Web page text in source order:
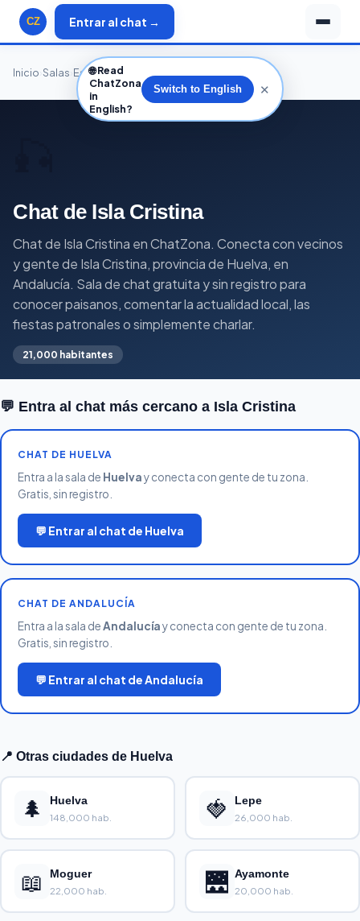
CZ Entrar al chat →
Inicio Salas España›Andalucía
Chat de Isla Cristina
Chat de Isla Cristina en ChatZona. Conecta con vecinos
y gente de Isla Cristina, provincia de Huelva, en
Andalucía. Sala de chat gratuita y sin registro para
conocer paisanos, comentar la actualidad local, las
fiestas patronales o simplemente charlar.
21,000 habitantes
💬 Entra al chat más cercano a Isla Cristina
CHAT DE HUELVA
Entra a la sala de Huelvay conecta con gente de tu zona.
Gratis, sin registro.
💬 Entrar al chat de Huelva
CHAT DE ANDALUCÍA
Entra a la sala deAndalucíay conecta con gente de tu zona.
Gratis, sin registro.
💬 Entrar al chat de Andalucía
📍 Otras ciudades de Huelva
🌲 Huelva
148,000 hab. 🍓 Lepe
26,000 hab.
📖 Moguer
22,000 hab. 🌉 Ayamonte
20,000 hab.
🌐Read
ChatZona
in
English?
Switch to English ✕